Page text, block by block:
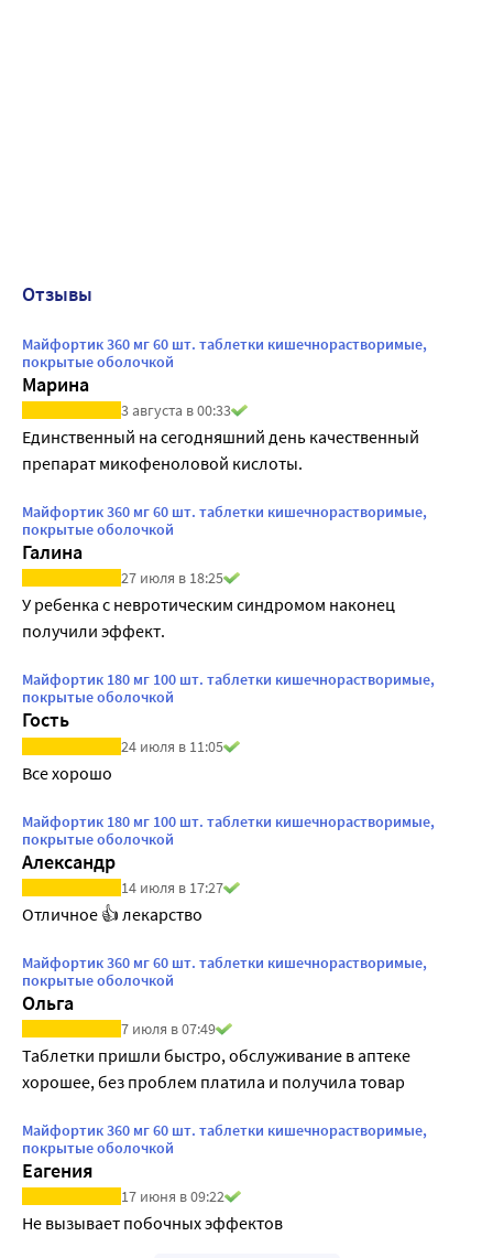
Отзывы
Майфортик 360 мг 60 шт. таблетки кишечнорастворимые,
покрытые оболочкой
Марина
3 августа в 00:33
Единственный на сегодняшний день качественный
препарат микофеноловой кислоты.
Майфортик 360 мг 60 шт. таблетки кишечнорастворимые,
покрытые оболочкой
Галина
27 июля в 18:25
У ребенка с невротическим синдромом наконец
получили эффект.
Майфортик 180 мг 100 шт. таблетки кишечнорастворимые,
покрытые оболочкой
Гость
24 июля в 11:05
Все хорошо
Майфортик 180 мг 100 шт. таблетки кишечнорастворимые,
покрытые оболочкой
Александр
14 июля в 17:27
Отличное 👍 лекарство
Майфортик 360 мг 60 шт. таблетки кишечнорастворимые,
покрытые оболочкой
Ольга
7 июля в 07:49
Таблетки пришли быстро, обслуживание в аптеке
хорошее, без проблем платила и получила товар
Майфортик 360 мг 60 шт. таблетки кишечнорастворимые,
покрытые оболочкой
Еагения
17 июня в 09:22
Не вызывает побочных эффектов